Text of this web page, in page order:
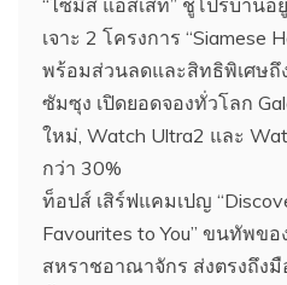
“ไซมิส แอสเสท” ชูโปรบ้าน
เจาะ 2 โครงการ “Siamese
พร้อมส่วนลดและสิทธิพิเศษถึ
ซัมซุง เปิดยอดจองทั่วโลก
ใหม่, Watch Ultra2 และ
กว่า 30%
ท็อปส์ เสิร์ฟแคมเปญ
Favourites to You” ขนทัพข
สหราชอาณาจักร ส่งตรงถึง